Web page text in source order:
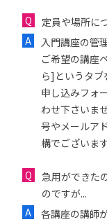
定員や場所に
入門講座の管
ご希望の講座
ら]というタ
申し込みフォ
わせ下さいま
号やメールア
構でございます
急用ができた
のですが...
各講座の講師